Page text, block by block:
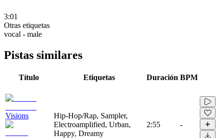
3:01
Otras etiquetas
vocal - male
Pistas similares
Título Etiquetas Duración BPM
Visions
Hip-Hop/Rap, Sampler,
Electroamplified, Urban,
Happy, Dreamy
2:55 -